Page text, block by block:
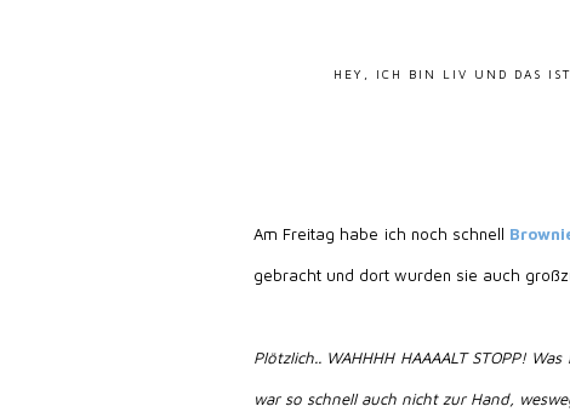
HEY, ICH BIN LIV UND DAS
Am Freitag habe ich noch schnell
gebracht und dort wurden sie auch
Plötzlich.. WAHHHH HAAAALT STOPP!
war so schnell auch nicht zur Hand,